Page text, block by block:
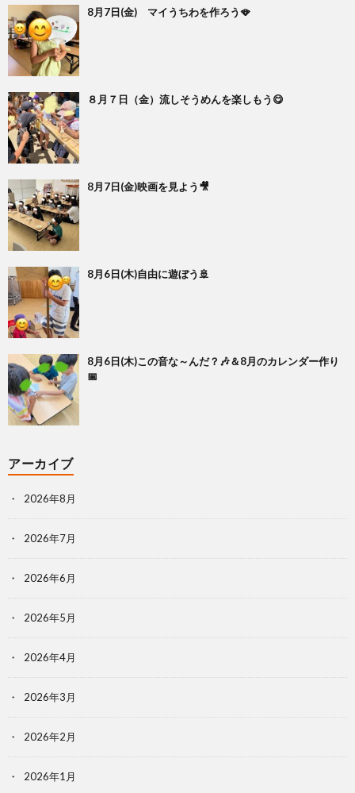
8月7日(金) マイうちわを作ろう🪭
８月７日（金）流しそうめんを楽しもう😋
8月7日(金)映画を見よう🎥
8月6日(木)自由に遊ぼう🚢
8月6日(木)この音な～んだ？🎶＆8月のカレンダー作り
📅
アーカイブ
2026年8月
2026年7月
2026年6月
2026年5月
2026年4月
2026年3月
2026年2月
2026年1月